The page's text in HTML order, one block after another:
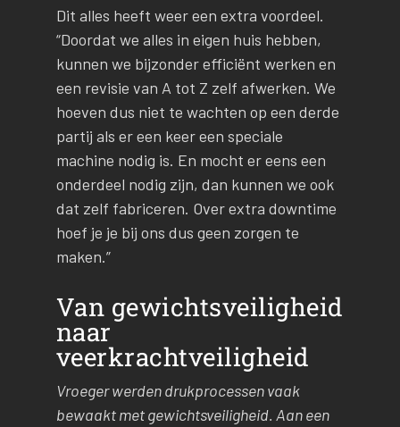
Dit alles heeft weer een extra voordeel.
“Doordat we alles in eigen huis hebben,
kunnen we bijzonder efficiënt werken en
een revisie van A tot Z zelf afwerken. We
hoeven dus niet te wachten op een derde
partij als er een keer een speciale
machine nodig is. En mocht er eens een
onderdeel nodig zijn, dan kunnen we ook
dat zelf fabriceren. Over extra downtime
hoef je je bij ons dus geen zorgen te
maken.”
Van gewichtsveiligheid
naar
veerkrachtveiligheid
Vroeger werden drukprocessen vaak
bewaakt met gewichtsveiligheid. Aan een